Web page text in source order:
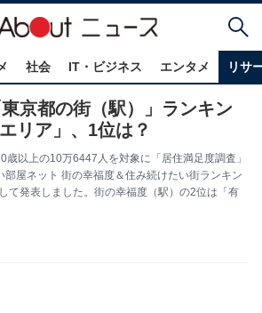
社会 IT・ビジネス エンタメ リサ
京都の街（駅）」ランキン
リア」、1位は？
歳以上の10万6447人を対象に「居住満足度調査」
部屋ネット 街の幸福度＆住み続けたい街ランキン
て発表しました。街の幸福度（駅）の2位は「有